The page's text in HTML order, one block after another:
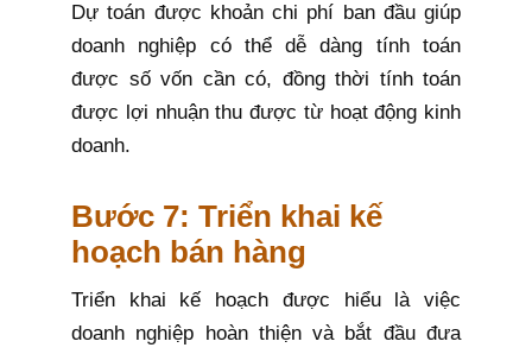
Dự toán được khoản chi phí ban đầu giúp
doanh nghiệp có thể dễ dàng tính toán
được số vốn cần có, đồng thời tính toán
được lợi nhuận thu được từ hoạt động kinh
doanh.
Bước 7: Triển khai kế
hoạch bán hàng
Triển khai kế hoạch được hiểu là việc
doanh nghiệp hoàn thiện và bắt đầu đưa